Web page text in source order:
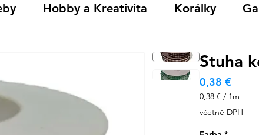
Hobby a Kreativita Korálky
Stuha
0,38 €Cena
0,38 € / 1m
0,38 €
za
1
včetně DPH